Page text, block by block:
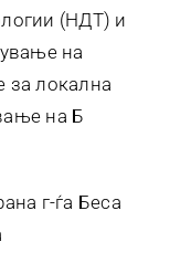
(НДТ) и
на
за локална
на Б
г-ѓа Беса